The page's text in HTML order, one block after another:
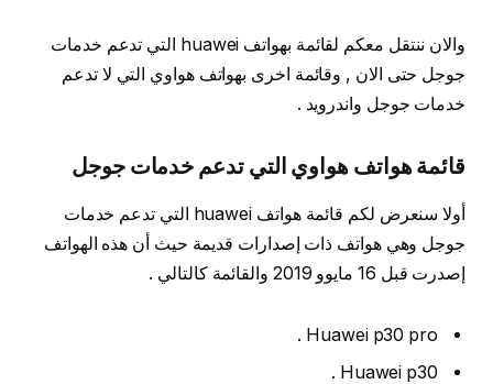
والان ننتقل معكم لقائمة بهواتف huawei التي تدعم خدمات
جوجل حتى الان , وقائمة اخرى بهواتف هواوي التي لا تدعم
خدمات جوجل واندرويد .
قائمة هواتف هواوي التي تدعم خدمات جوجل
أولا سنعرض لكم قائمة هواتف huawei التي تدعم خدمات
جوجل وهي هواتف ذات إصدارات قديمة حيث أن هذه الهواتف
إصدرت قبل 16 مايوو 2019 والقائمة كالتالي .
Huawei p30 pro .
Huawei p30 .